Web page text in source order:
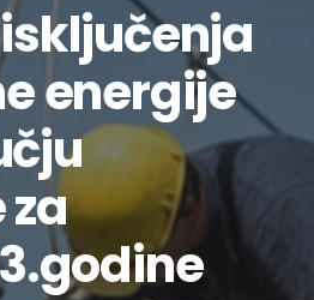
energije
za